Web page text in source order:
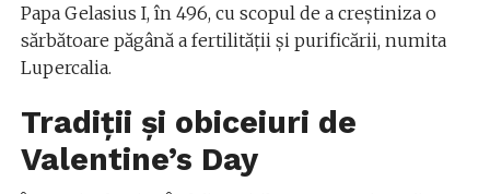
Papa Gelasius I, în 496, cu scopul de a creștiniza o
sărbătoare păgână a fertilității și purificării, numita
Lupercalia.
Tradiții și obiceiuri de
Valentine’s Day